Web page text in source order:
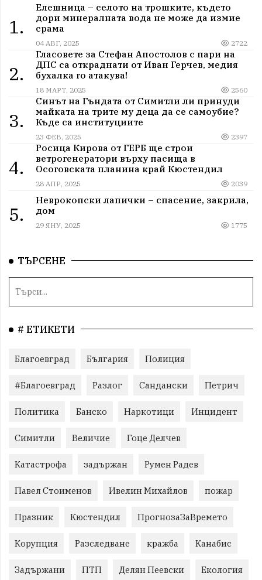
1.
Елешница – селото на трошките, където
дори минералната вода не може да измие
срама
04 АВГ, 2025 2722
2.
Гласовете за Стефан Апостолов с пари на
ДПС са откраднати от Иван Герчев, медия
бухалка го атакува!
18 МАРТ, 2025 2560
3.
Синът на Гъндата от Симитли ли принуди
майката на трите му деца да се самоубие?
Къде са институциите
23 ФЕВ, 2025 2397
4.
Росица Кирова от ГЕРБ ще строи
ветрогенератори върху пасища в
Осоговската планина край Кюстендил
28 АПР, 2025 2039
5.
Неврокопски лапички – спасение, закрила,
дом
29 ЯНУ, 2025 1775
ТЪРСЕНЕ
# ЕТИКЕТИ
Благоевград България Полиция
#Благоевград Разлог Сандански Петрич
Политика Банско Наркотици Инцидент
Симитли Величие Гоце Делчев
Катастрофа задържан Румен Радев
Павел Стоименов Ивелин Михайлов пожар
Празник Кюстендил ПрогнозаЗаВремето
Корупция Разследване кражба Канабис
Задържани ПТП Делян Пеевски Екология